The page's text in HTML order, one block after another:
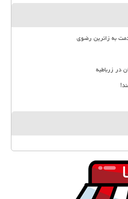
به زائرین رضوی
در زرباطیه